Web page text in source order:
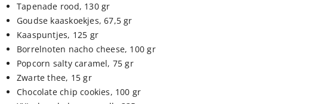
Tapenade rood, 130 gr
Goudse kaaskoekjes, 67,5 gr
Kaaspuntjes, 125 gr
Borrelnoten nacho cheese, 100 gr
Popcorn salty caramel, 75 gr
Zwarte thee, 15 gr
Chocolate chip cookies, 100 gr